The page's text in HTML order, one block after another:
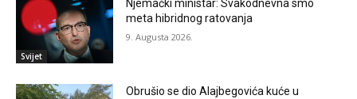
Svijet
Njemački ministar: Svakodnevna smo
meta hibridnog ratovanja
9. Augusta 2026.
Obrušio se dio Alajbegovića kuće u